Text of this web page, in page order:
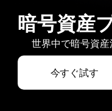
暗号資産
世界中で暗号資
今すぐ試す